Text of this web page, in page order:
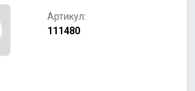
Артикул:
111480